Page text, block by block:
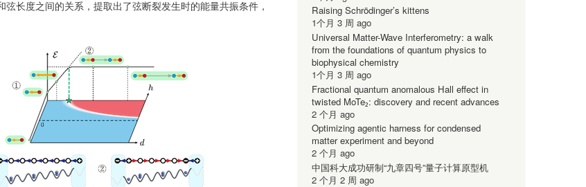
长度之间的关系，提取出了弦断裂发生时的能量共振条件，
Raising Schrödinger’s kittens
1个月 3 周 ago
Universal Matter-Wave Interferometry: a walk
from the foundations of quantum physics to
biophysical chemistry
1个月 3 周 ago
Fractional quantum anomalous Hall effect in
twisted MoTe₂: discovery and recent advances
2 个月 ago
Optimizing agentic harness for condensed
matter experiment and beyond
2 个月 ago
中国科大成功研制“九章四号”量子计算原型机
2 个月 2 周 ago